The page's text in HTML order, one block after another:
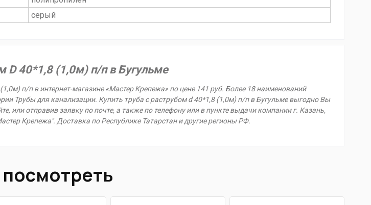
серый
D 40*1,8 (1,0м) п/п в Бугульме
п/п в интернет-магазине «Мастер Крепежа» по цене 141 руб. Более 18 наименований
Трубы для канализации. Купить труба с раструбом d 40*1,8 (1,0м) п/п в Бугульме выгодно Вы
или отправив заявку по почте, а также по телефону или в пункте выдачи компании г. Казань,
Крепежа". Доставка по Республике Татарстан и другие регионы РФ.